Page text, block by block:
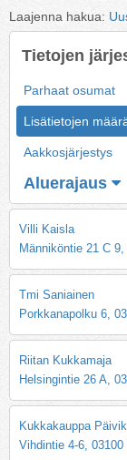
Laajenna hakua:
Tietojen
Parhaat osumat
Lisätietojen
Aakkosjärjestys
Aluerajaus
Villi Kaisla
Männiköntie 21 C
Tmi Saniainen
Porkkanapolku 6,
Riitan Kukkamaja
Helsingintie 26 A,
Kukkakauppa
Vihdintie 4-6, 03100